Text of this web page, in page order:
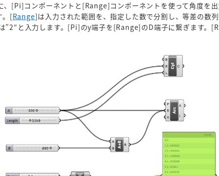
[Pi]コンポーネントと[Range]コンポーネントを使って角度を
。[Range]は入力された範囲を、指定した数で分割し、等差の数
”2″と入力します。[Pi]のy端子を[Range]のD端子に繋ぎます。